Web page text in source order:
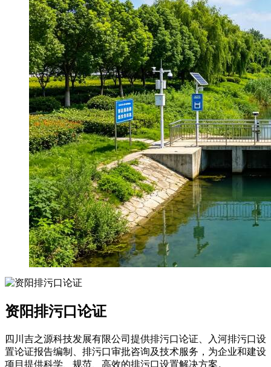
资阳排污口论证
四川吉之源科技发展有限公司提供排污口论证、入河排污口设
置论证报告编制、排污口审批咨询及技术服务，为企业和建设
项目提供科学、规范、高效的排污口设置解决方案。